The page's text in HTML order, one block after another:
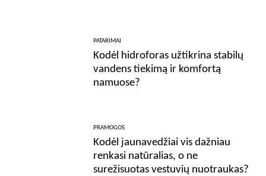
PATARIMAI
Kodėl hidroforas užtikrina stabilų
vandens tiekimą ir komfortą
namuose?
PRAMOGOS
Kodėl jaunavedžiai vis dažniau
renkasi natūralias, o ne
surežisuotas vestuvių nuotraukas?